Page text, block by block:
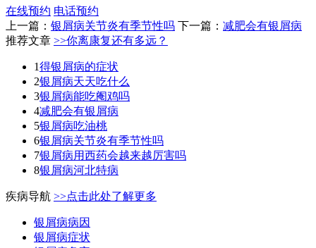
在线预约 电话预约
上一篇： 银屑病关节炎有季节性吗 下一篇： 减肥会有银屑病
推荐文章 >>你离康复还有多远？
1得银屑病的症状
2银屑病天天吃什么
3银屑病能吃阉鸡吗
4减肥会有银屑病
5银屑病吃油桃
6银屑病关节炎有季节性吗
7银屑病用西药会越来越厉害吗
8银屑病河北特病
疾病导航 >>点击此处了解更多
银屑病病因
银屑病症状